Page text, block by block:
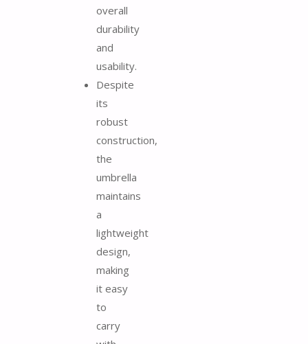
overall
durability
and
usability.
Despite
its
robust
construction,
the
umbrella
maintains
a
lightweight
design,
making
it easy
to
carry